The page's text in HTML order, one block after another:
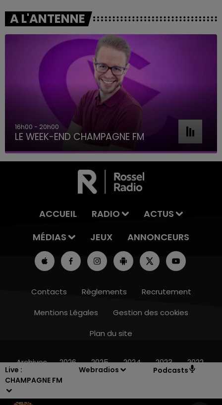
Live :
CHAMPAGNE FM
Webradios Podcasts
7h00 - 12h00
A L'ANTENNE
16h00 - 20h00
LE WEEK-END CHAMPAGNE FM
ACCUEIL RADIO
ACTUS
MÉDIAS
JEUX ANNONCEURS
Contacts Règlements
Recrutement
Mentions Légales
Gestion des cookies
Plan du site
Archives 2026 2025 2024 2023 2022